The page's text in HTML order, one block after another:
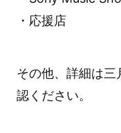
・応援店
その他、詳細は三
認ください。